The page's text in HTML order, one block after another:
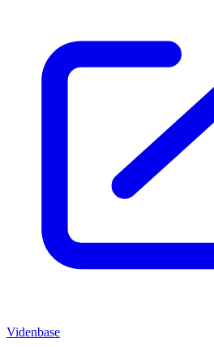
Videnbase